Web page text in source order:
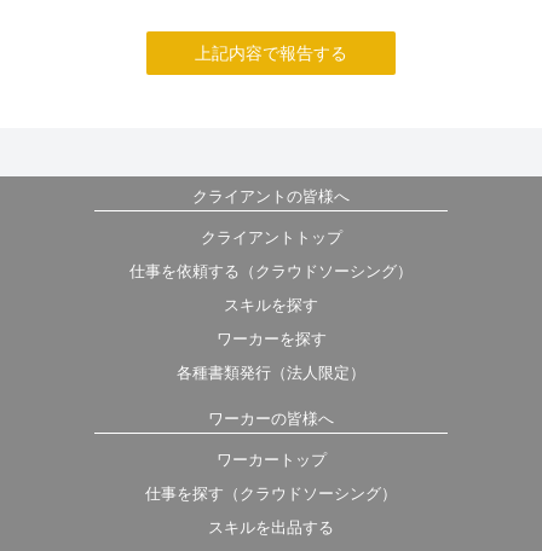
上記内容で報告する
クライアントの皆様へ
クライアントトップ
仕事を依頼する（クラウドソーシング）
スキルを探す
ワーカーを探す
各種書類発行（法人限定）
ワーカーの皆様へ
ワーカートップ
仕事を探す（クラウドソーシング）
スキルを出品する